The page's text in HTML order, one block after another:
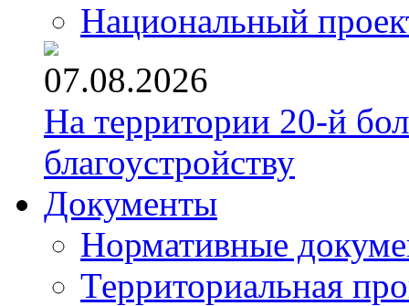
Национальный
07.08.2026
На территории 20-й
благоустройству
Документы
Нормативные
Территориальная